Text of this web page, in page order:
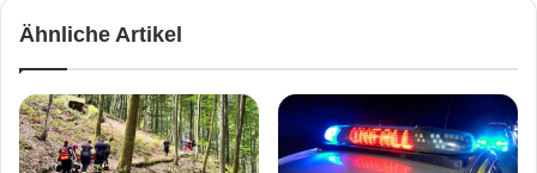
e
n
M
e
e
t
.
W
Ähnliche Artikel